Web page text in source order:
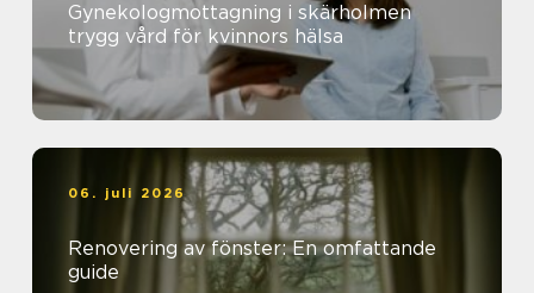
Gynekologmottagning i skärholmen
trygg vård för kvinnors hälsa
06. juli 2026
Renovering av fönster: En omfattande
guide